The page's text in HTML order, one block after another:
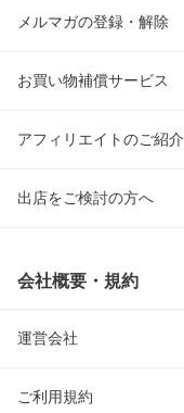
メルマガの登録・解除
お買い物補償サービス
アフィリエイトのご紹介
出店をご検討の方へ
会社概要・規約
運営会社
ご利用規約